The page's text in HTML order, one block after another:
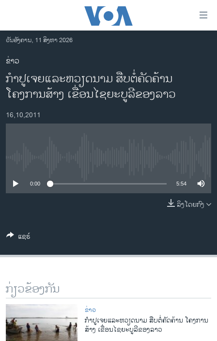
ເຂົ້າ
ຫາ
ຂ້າມ
ຂ້າມ
ຂ້າມ
ຫາ
ຊອກ
ອາເມຣິກາ
ການເລືອກຕັ້ງ ປະທານາທີບໍດີ ສະຫະລັດ 2024
ຂ່າວ​ຈີນ
ຊີວິດຊາວລາວ
ທຸລະກິດ
ພາສາອັງກິດ
ສຽງ
ລາຍງານ
ຕິດຕາມພວກເຮົາ ທີ່
ວັນອັງຄານ, 11 ສິງຫາ 2026
ຂ່າວ
ກໍາປູເຈຍແລະຫວຽດນາມ ສືບຕໍ່ຄັດຄ້ານ
ໂຄງການສ້າງ ເຂື່ອນໄຊຍະບູລີຂອງລາວ
16,10,2011
0:00 5:54
ລິງໂດຍກົງ
ແຊຣ໌
ກ່ຽວຂ້ອງກັນ
ຂ່າວ
ກໍາປູເຈຍແລະຫວຽດນາມ ສືບຕໍ່ຄັດຄ້ານ ໂຄງການ
ສ້າງ ເຂື່ອນໄຊຍະບູລີຂອງລາວ